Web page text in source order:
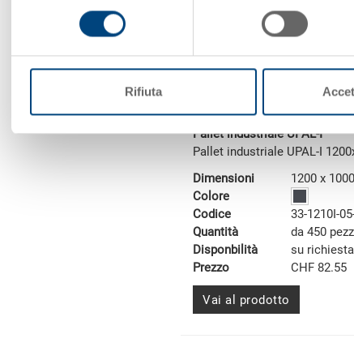
Rifiuta
Pallet industriale UPAL-I
Pallet industriale UPAL-I
Dimensioni
1200 x
Colore
Codice
33-1210I-
Quantità
da 450
Disponbilità
su richiesta
Prezzo
CHF 82.55
Vai al prodotto